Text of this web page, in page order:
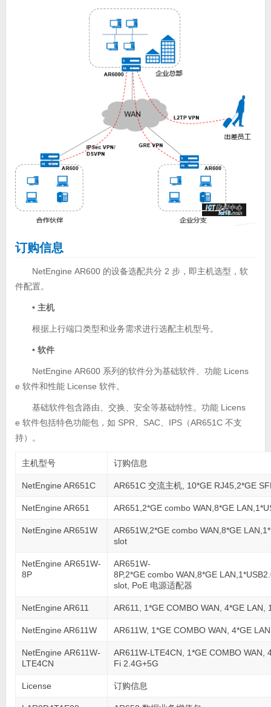
订购信息
NetEngine AR600 的设备选配共分 2 步，即主机选型，软
件配置。
• 主机
根据上行端口类型和业务需求进行选配主机型号。
• 软件
NetEngine AR600 系列的软件分为基础软件、功能 Licens
e 软件和性能 License 软件。
基础软件包含路由、交换、安全等基础特性。功能 Licens
e 软件包括特色功能包，如 SPR、SAC、IPS（AR651C 不支
持）。
主机型号 订购信息
NetEngine AR651C AR651C 交流主机, 10*GE RJ45,2*GE
NetEngine AR651 AR651,2*GE combo WAN,8*GE
NetEngine AR651W
AR651W,2*GE combo WAN,8*GE
slot
NetEngine AR651W-
8P
AR651W-
8P,2*GE combo WAN,8*GE
slot, PoE 电源适配器
NetEngine AR611 AR611, 1*GE COMBO WAN, 4*GE LAN,
NetEngine AR611W AR611W, 1*GE COMBO WAN, 4*GE
NetEngine AR611W-
LTE4CN
AR611W-LTE4CN, 1*GE COMBO WAN,
Fi 2.4G+5G
License 订购信息